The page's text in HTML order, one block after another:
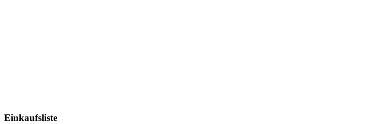
Einkaufsliste